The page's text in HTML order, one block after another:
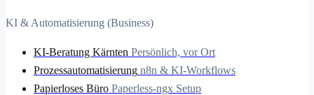
KI & Automatisierung (Business)
KI-Beratung Kärnten Persönlich, vor Ort
Prozessautomatisierung n8n & KI-Workflows
Papierloses Büro Paperless-ngx Setup